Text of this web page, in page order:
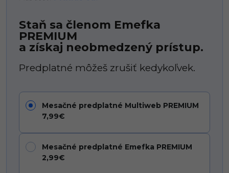
Staň sa členom Emefka
PREMIUM
a získaj neobmedzený prístup.
Predplatné môžeš zrušiť kedykoľvek.
Mesačné predplatné Multiweb PREMIUM
7,99€
Mesačné predplatné Emefka PREMIUM
2,99€